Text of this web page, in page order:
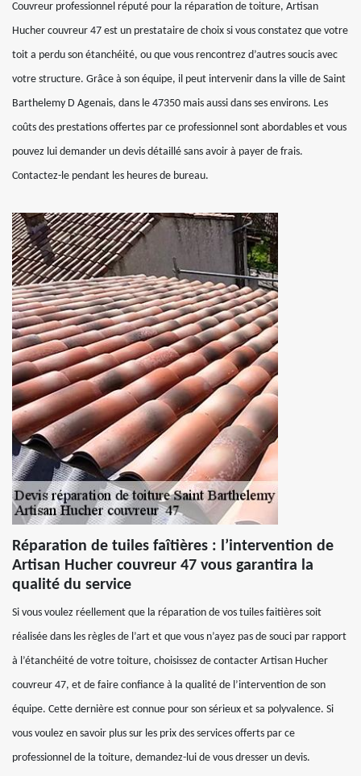
Couvreur professionnel réputé pour la réparation de toiture, Artisan
Hucher couvreur 47 est un prestataire de choix si vous constatez que votre
toit a perdu son étanchéité, ou que vous rencontrez d’autres soucis avec
votre structure. Grâce à son équipe, il peut intervenir dans la ville de Saint
Barthelemy D Agenais, dans le 47350 mais aussi dans ses environs. Les
coûts des prestations offertes par ce professionnel sont abordables et vous
pouvez lui demander un devis détaillé sans avoir à payer de frais.
Contactez-le pendant les heures de bureau.
Réparation de tuiles faîtières : l’intervention de
Artisan Hucher couvreur 47 vous garantira la
qualité du service
Si vous voulez réellement que la réparation de vos tuiles faitières soit
réalisée dans les règles de l’art et que vous n’ayez pas de souci par rapport
à l’étanchéité de votre toiture, choisissez de contacter Artisan Hucher
couvreur 47, et de faire confiance à la qualité de l’intervention de son
équipe. Cette dernière est connue pour son sérieux et sa polyvalence. Si
vous voulez en savoir plus sur les prix des services offerts par ce
professionnel de la toiture, demandez-lui de vous dresser un devis.